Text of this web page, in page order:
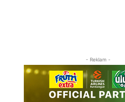
- Reklam -